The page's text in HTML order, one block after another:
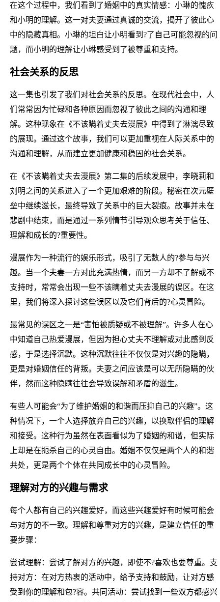
在这个过程中，我们看到了婚姻中的真实情感：小琳的愧疚
和小明的理解。这一对夫妻通过真诚的交流，揭开了彼此心
中的隐藏真相。小琳的坦白让小明看到?了自己可能忽视的问
题，而小明的理解让小琳感受到了被尊重和支持。
社会关系的反思
这一集也引发了我们对社会关系的反思。在现代社会中，人
们常常因为忙碌和各种原因而忽视了彼此之间的沟通和理
解。这种现象在《不该瞒着丈夫去漫展》中得到了淋漓尽致
的展现。通过这个故事，我们可以更加重视在人际关系中的
沟通和理解，从而建立更加健康和稳固的社会关系。
在《不该瞒着丈夫去漫展》第二集的后续发展中，李晓莉和
刘明之间的关系进入了一个更加艰难的阶段。秘密在次元壁
垒中继续滋长，最终导致了关系中的巨大裂痕。故事并未在
悲剧中结束，而是通过一系列情节引导观众思考关于信任、
理解和成长的?重要性。
漫展作为一种流行的娱乐形式，吸引了无数人的?参与与兴
趣。当一个夫妻一方对此充满热情，而另一方却不了解或不
支持时，常常会出现一些不该瞒着丈夫去漫展的误区。在这
里，我们将深入探讨这些误区以及它们背后的?心灵冒险。
最常见的误区之一是“害怕被质疑或不被理解”。许多人在心
中知道自己热爱漫展，但因为担心丈夫不理解或对此感到反
感，于是选择沉默。这种沉默往往不仅仅是对兴趣的隐瞒，
更是对婚姻信任的背叛。夫妻之间应该是可以无所隐瞒的伙
伴，然而这种隐瞒往往会导致误解和矛盾的滋生。
有些人可能会“为了维护婚姻的和谐而压抑自己的兴趣”。这
种情况下，一个人选择放弃自己的兴趣，以换取伴侣的理解
和接受。这种行为虽然在表面看似为了婚姻的和谐，但实际
上却是在扼杀自己的心灵自由。婚姻不仅仅是两个人的和谐
共处，更是两个个体在共同成长中的心灵冒险。
理解对方的兴趣与需求
每个人都有自己的兴趣爱好，而这些兴趣爱好有时候可能会
与对方的不一致。理解和尊重对方的兴趣，是建立信任的重
要步骤：
尝试理解：尝试了解对方的兴趣，即使不?喜欢也要尊重。支
持对方：在对方热衷的活动中，给予支持和鼓励，让对方感
受到你的理解和包?容。共同活动：尝试找到一些双方都感兴